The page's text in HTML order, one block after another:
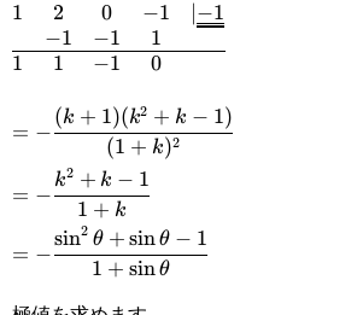
\begin{matrix}1&2&0&-
1&1&-1&0\end{matrix}
1
1
2
−1
1
0
−1
−1
−1
1
0
∣−1
\cfrac{(k+1)
(k^2+k-1)}
{(1+k)^2}
= −
(1 + k)2
(k + 1)(k2 + k − 1)
\cfrac{k^2+k-
1}{1+k}
= −
1 + k
k2 + k − 1
\cfrac{\sin^2\theta+\sin\theta-
= −
1 + sinθ
sin2 θ + sin θ − 1